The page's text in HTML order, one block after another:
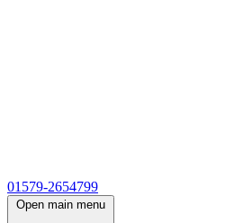
01579-2654799
Open main menu